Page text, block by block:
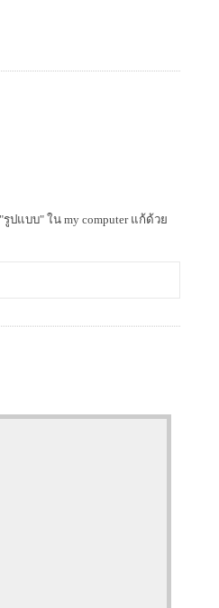
ปแบบ" ใน my computer แก้ด้วย